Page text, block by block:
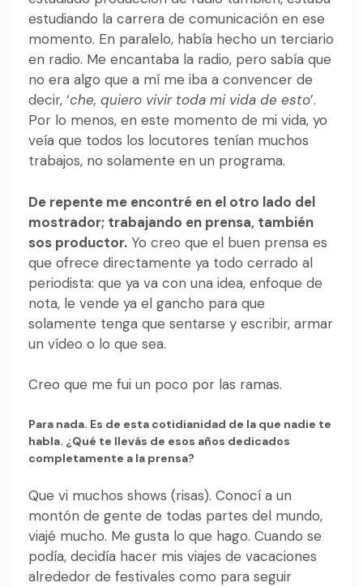
estudiando la carrera de comunicación en ese
momento. En paralelo, había hecho un terciario
en radio. Me encantaba la radio, pero sabía que
no era algo que a mí me iba a convencer de
decir, ‘che, quiero vivir toda mi vida de esto’.
Por lo menos, en este momento de mi vida, yo
veía que todos los locutores tenían muchos
trabajos, no solamente en un programa.
De repente me encontré en el otro lado del
mostrador; trabajando en prensa, también
sos productor. Yo creo que el buen prensa es
que ofrece directamente ya todo cerrado al
periodista: que ya va con una idea, enfoque de
nota, le vende ya el gancho para que
solamente tenga que sentarse y escribir, armar
un vídeo o lo que sea.
Creo que me fui un poco por las ramas.
Para nada. Es de esta cotidianidad de la que nadie te
habla. ¿Qué te llevás de esos años dedicados
completamente a la prensa?
Que vi muchos shows (risas). Conocí a un
montón de gente de todas partes del mundo,
viajé mucho. Me gusta lo que hago. Cuando se
podía, decidía hacer mis viajes de vacaciones
alrededor de festivales como para seguir